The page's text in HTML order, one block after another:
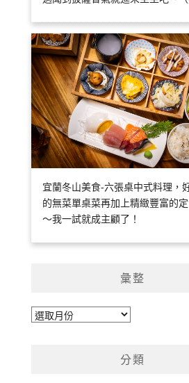
宜蘭冬山美食-六張桌中式料理，
的無菜單桌菜再加上精緻豐富的
～我一試就成主顧了！
彙整
彙
分類